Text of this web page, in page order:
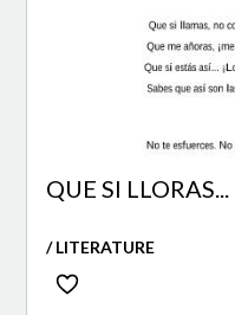
QUE SI LLORAS...
/ LITERATURE